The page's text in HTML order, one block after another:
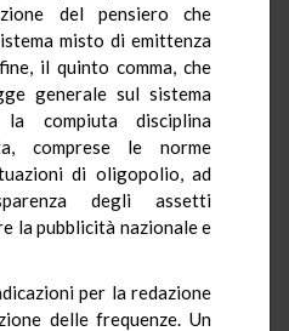
del pensiero che
misto di emittenza
il quinto comma, che
generale sul sistema
compiuta disciplina
comprese le norme
di oligopolio, ad
degli assetti
la pubblicità nazionale e
per la redazione
delle frequenze. Un